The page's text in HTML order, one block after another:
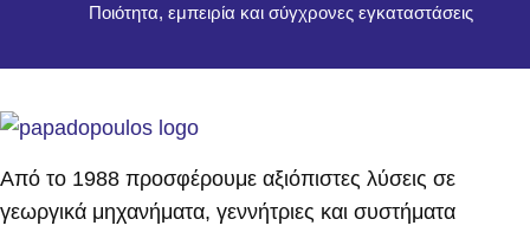
Ποιότητα, εμπειρία και σύγχρονες εγκαταστάσεις
Από το 1988 προσφέρουμε αξιόπιστες λύσεις σε
γεωργικά μηχανήματα, γεννήτριες και συστήματα